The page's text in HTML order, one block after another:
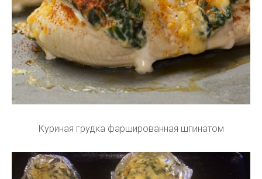
Куриная грудка фаршированная шпинатом